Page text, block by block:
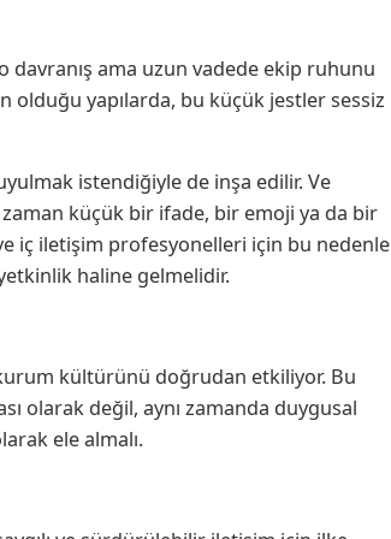
ama uzun vadede ekip ruhunu
olduğu yapılarda, bu küçük jestler sessiz
istendiğiyle de inşa edilir. Ve
küçük bir ifade, bir emoji ya da bir
iç iletişim profesyonelleri için bu nedenle
haline gelmelidir.
kültürünü doğrudan etkiliyor. Bu
olarak değil, aynı zamanda duygusal
ele almalı.